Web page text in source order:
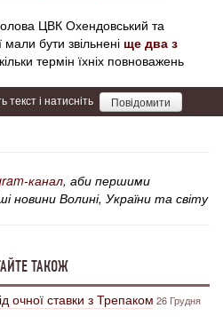
ЦВК Охендовський та
мали бути звільнені ще два з
термін їхніх повноважень
і натисніть Повідомити
канал, аби першими
новини Волині, України та світу
ТАКОЖ
очної ставки з Трепаком 26 Грудня